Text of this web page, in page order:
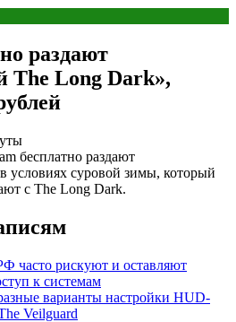
раздают
The Long Dark»,
бесплатно раздают
условиях суровой зимы, который
с The Long Dark.
часто рискуют и оставляют
к системам
варианты настройки HUD-
Veilguard